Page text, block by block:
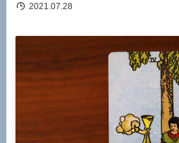
2021.07.28